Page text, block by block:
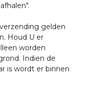
gelden
Houd U er
worden
Indien de
is wordt er binnen